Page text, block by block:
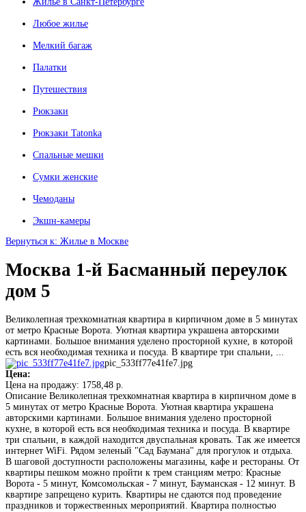
Любое жилье
Мелкий багаж
Палатки
Путешествия
Рюкзаки
Рюкзаки Tatonka
Спальные мешки
Сумки женские
Чемоданы
Экшн-камеры
Вернуться к: Жилье в Москве
Москва 1-й Басманный переулок
дом 5
Великолепная трехкомнатная квартира в кирпичном доме в 5 минутах
от метро Красные Ворота. Уютная квартира украшена авторскими
картинами. Большое внимания уделено просторной кухне, в которой
есть вся необходимая техника и посуда. В квартире три спальни, ...
pic_533ff77e41fe7.jpg
Цена:
Цена на продажу: 1758,48 р.
Описание Великолепная трехкомнатная квартира в кирпичном доме в
5 минутах от метро Красные Ворота. Уютная квартира украшена
авторскими картинами. Большое внимания уделено просторной
кухне, в которой есть вся необходимая техника и посуда. В квартире
три спальни, в каждой находится двуспальная кровать. Так же имеется
интернет WiFi. Рядом зеленый "Сад Баумана" для прогулок и отдыха.
В шаговой доступности расположены магазины, кафе и рестораны. От
квартиры пешком можно пройти к трем станциям метро: Красные
Ворота - 5 минут, Комсомольская - 7 минут, Бауманская - 12 минут. В
квартире запрещено курить. Квартиры не сдаются под проведение
праздников и торжественных мероприятий. Квартира полностью